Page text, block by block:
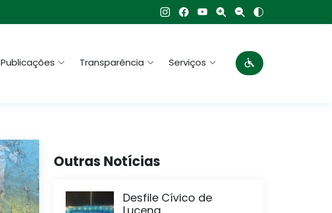
Publicações Transparência Serviços
Outras Notícias
Desfile Cívico de